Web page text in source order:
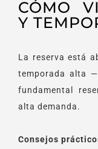
CÓMO
Y
La reserva está
temporada alta
fundamental
alta demanda.
Consejos